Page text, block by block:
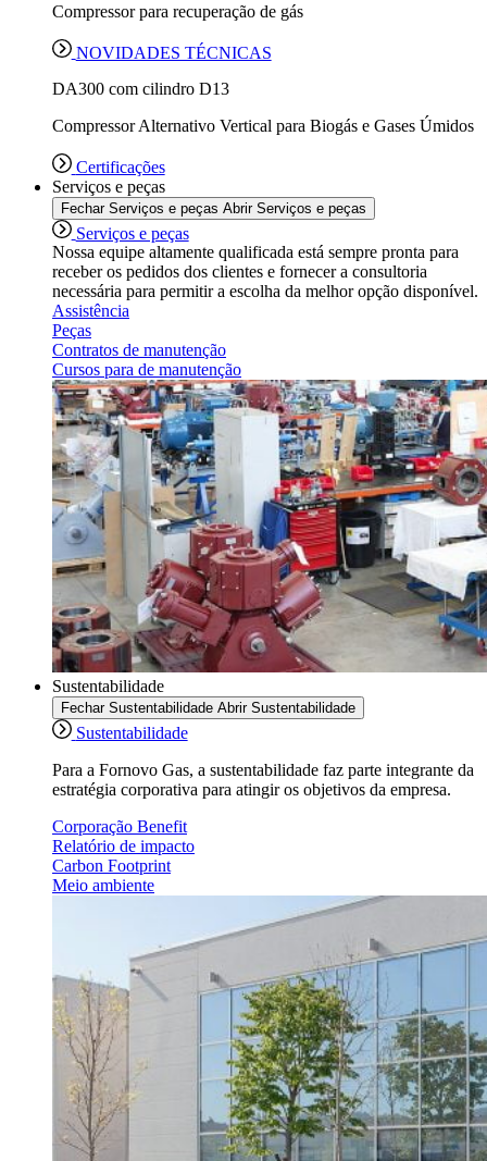
Compressor para recuperação de gás
NOVIDADES TÉCNICAS
DA300 com cilindro D13
Compressor Alternativo Vertical para Biogás e Gases Úmidos
Certificações
Serviços e peças
Fechar Serviços e peças Abrir Serviços e peças
Serviços e peças
Nossa equipe altamente qualificada está sempre pronta para
receber os pedidos dos clientes e fornecer a consultoria
necessária para permitir a escolha da melhor opção disponível.
Assistência
Peças
Contratos de manutenção
Cursos para de manutenção
Sustentabilidade
Fechar Sustentabilidade Abrir Sustentabilidade
Sustentabilidade
Para a Fornovo Gas, a sustentabilidade faz parte integrante da
estratégia corporativa para atingir os objetivos da empresa.
Corporação Benefit
Relatório de impacto
Carbon Footprint
Meio ambiente